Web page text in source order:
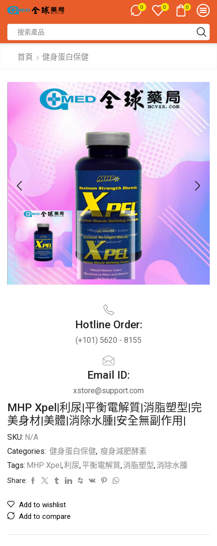
0 0 0
首頁 健身蛋白保健
Hotline Order:
(+101) 5620 - 8155
Email ID:
xstore@support.com
MHP Xpel|利尿|平衡電解質|消脂塑型|完
美身材|美體|消除水腫|安全無副作用|
SKU: N/A
Categories: 健身蛋白保健, 瘦身減肥酵素
Tags: MHP Xpel ,利尿,平衡電解質,消脂塑型,消除水腫
Share:
Add to wishlist
Add to compare